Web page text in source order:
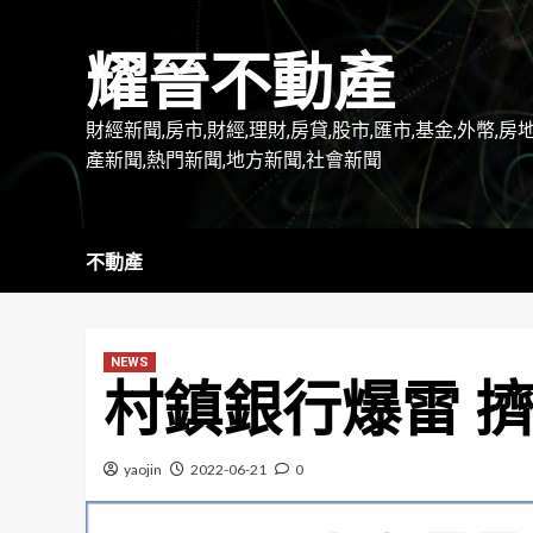
耀晉不動產
財經新聞,房市,財經,理財,房貸,股市,匯市,基金,外幣,房
產新聞,熱門新聞,地方新聞,社會新聞
不動產
NEWS
村鎮銀行爆雷
yaojin 2022-06-21 0